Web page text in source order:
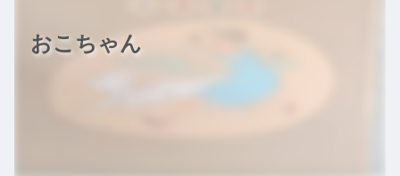
おこちゃん